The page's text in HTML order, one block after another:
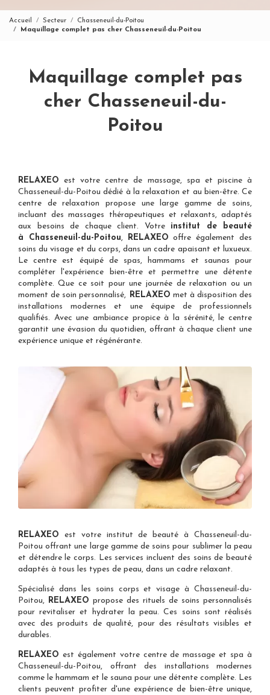
Accueil Secteur
Chasseneuil-du-Poitou
Maquillage complet pas cher Chasseneuil-du-Poitou
Maquillage complet pas
cher Chasseneuil-du-
Poitou
RELAXEO est votrecentre de massage, spa et piscine à
Chasseneuil-du-Poitou dédié à la relaxation et au bien-être. Ce
centre de relaxation propose une large gamme de soins,
incluant des massages thérapeutiques et relaxants, adaptés
aux besoins de chaque client. Votre institut de beauté
à Chasseneuil-du-Poitou, RELAXEO offre également des
soins du visage et du corps, dans un cadre apaisant et luxueux.
Le centre est équipé de spas, hammams et saunas pour
compléter l'expérience bien-être et permettre une détente
complète. Que ce soit pour une journée de relaxation ou un
moment de soin personnalisé, RELAXEO met à disposition des
installations modernes et une équipe de professionnels
qualifiés. Avec une ambiance propice à la sérénité, le centre
garantit une évasion du quotidien, offrant à chaque client une
expérience unique et régénérante.
RELAXEO est votre institut de beauté à Chasseneuil-du-
Poitou offrant une large gamme de soins pour sublimer la peau
et détendre le corps. Les services incluent des soins de beauté
adaptés à tous les types de peau, dans un cadre relaxant.
Spécialisé dans les soins corps et visage à Chasseneuil-du-
Poitou, RELAXEO propose des rituels de soins personnalisés
pour revitaliser et hydrater la peau. Ces soins sont réalisés
avec des produits de qualité, pour des résultats visibles et
durables.
RELAXEO est également votre centre de massage et spa à
Chasseneuil-du-Poitou, offrant des installations modernes
comme le hammam et le sauna pour une détente complète. Les
clients peuvent profiter d'une expérience de bien-être unique,